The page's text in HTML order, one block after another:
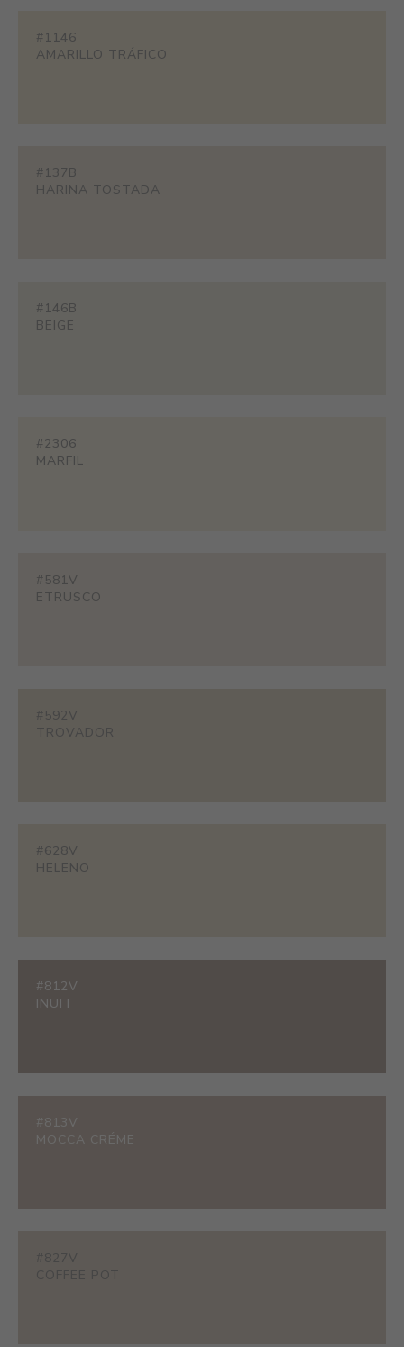
#1146
AMARILLO TRÁFICO
#137B
HARINA TOSTADA
#146B
BEIGE
#2306
MARFIL
#581V
ETRUSCO
#592V
TROVADOR
#628V
HELENO
#812V
INUIT
#813V
MOCCA CRÉME
#827V
COFFEE POT